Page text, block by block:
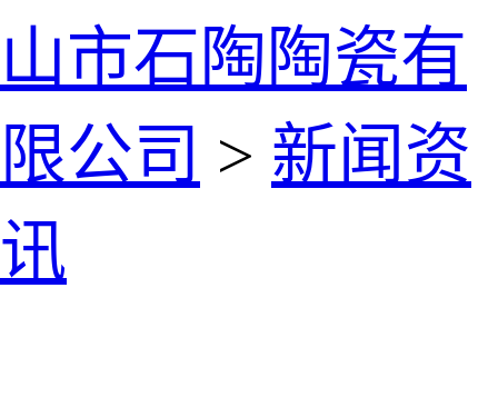
山市石陶陶瓷有
限公司 > 新闻资
讯